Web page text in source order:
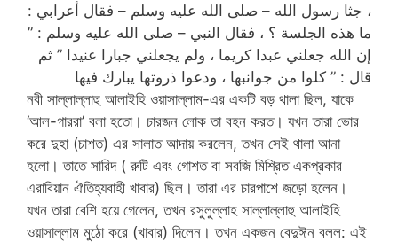
، جثا رسول الله – صلى الله عليه وسلم – فقال أعرابي :
ما هذه الجلسة ؟ ، فقال النبي – صلى الله عليه وسلم : ”
إن الله جعلني عبدا كريما ، ولم يجعلني جبارا عنيدا ” ثم
قال : ” كلوا من جوانبها ، ودعوا ذروتها يبارك فيها
নবী সাল্লাল্লাহু আলাইহি ওয়াসাল্লাম-এর একটি বড় থালা ছিল, যাকে
‘আল-গাররা’ বলা হতো। চারজন লোক তা বহন করত। যখন তারা ভোর
করে দুহা (চাশত) এর সালাত আদায় করলেন, তখন সেই থালা আনা
হলো। তাতে সারিদ ( রুটি এবং গোশত বা সবজি মিশ্রিত একপ্রকার
এরাবিয়ান ঐতিহ্যবাহী খাবার) ছিল। তারা এর চারপাশে জড়ো হলেন।
যখন তারা বেশি হয়ে গেলেন, তখন রসুলুল্লাহ সাল্লাল্লাহু আলাইহি
ওয়াসাল্লাম মুঠো করে (খাবার) দিলেন। তখন একজন বেদুঈন বলল: এই